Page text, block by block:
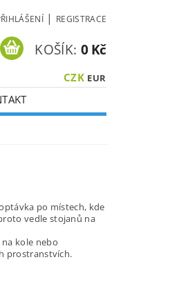
| REGISTRACE
CZK EUR
KOŠÍK: 0 Kč
po místech, kde
vedle stojanů na
kole nebo
prostranstvích.